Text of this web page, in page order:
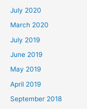
July 2020
March 2020
July 2019
June 2019
May 2019
April 2019
September 2018